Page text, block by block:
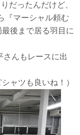
だったんだけど、
『マーシャル頼む
後まで居る羽目に
んもレースに出
ャツも良いね！）